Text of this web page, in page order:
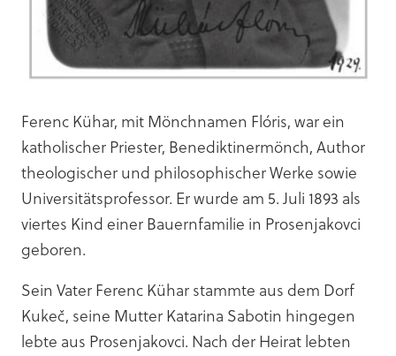
Ferenc Kühar, mit Mönchnamen Flóris, war ein
katholischer Priester, Benediktinermönch, Author
theologischer und philosophischer Werke sowie
Universitätsprofessor. Er wurde am 5. Juli 1893 als
viertes Kind einer Bauernfamilie in Prosenjakovci
geboren.
Sein Vater Ferenc Kühar stammte aus dem Dorf
Kukeč, seine Mutter Katarina Sabotin hingegen
lebte aus Prosenjakovci. Nach der Heirat lebten